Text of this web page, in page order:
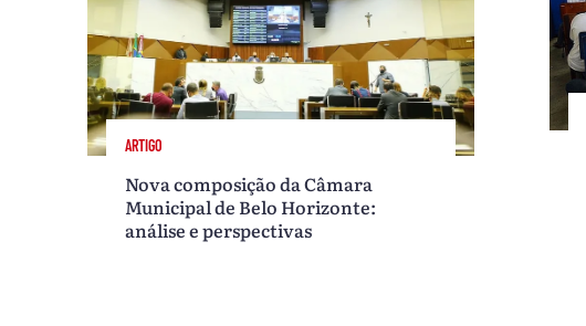
ARTIGO
Nova composição da Câmara
Municipal de Belo Horizonte:
análise e perspectivas